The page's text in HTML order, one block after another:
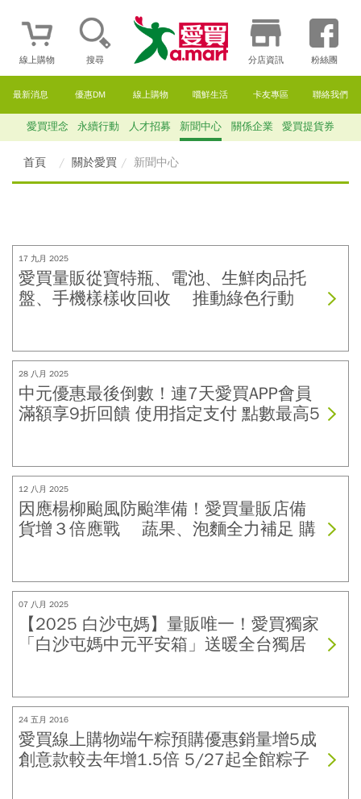
線上購物 搜尋 分店資訊 粉絲團
最新消息 優惠DM 線上購物 嚐鮮生活 卡友專區 聯絡我們
愛買理念 永續行動 人才招募 新聞中心 關係企業 愛買提貨券
首頁 關於愛買 新聞中心
17 九月 2025
愛買量販從寶特瓶、電池、生鮮肉品托
盤、手機樣樣收回收 推動綠色行動
28 八月 2025
中元優惠最後倒數！連7天愛買APP會員
滿額享9折回饋 使用指定支付 點數最高5
12 八月 2025
因應楊柳颱風防颱準備！愛買量販店備
貨增３倍應戰 蔬果、泡麵全力補足 購
07 八月 2025
【2025 白沙屯媽】量販唯一！愛買獨家
「白沙屯媽中元平安箱」送暖全台獨居
24 五月 2016
愛買線上購物端午粽預購優惠銷量增5成
創意款較去年增1.5倍 5/27起全館粽子